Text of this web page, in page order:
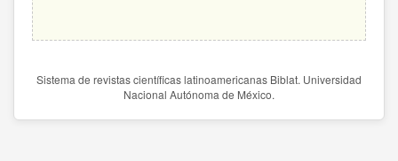
Sistema de revistas científicas latinoamericanas Biblat. Universidad
Nacional Autónoma de México.